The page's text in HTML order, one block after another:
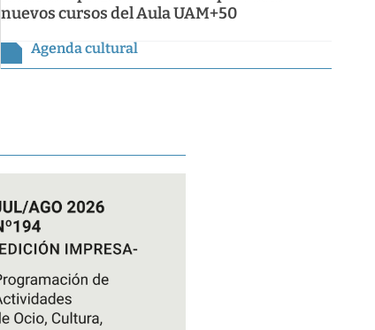
nuevos cursos del Aula UAM+50
Agenda cultural